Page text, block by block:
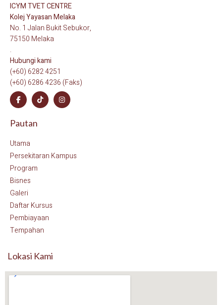
ICYM TVET CENTRE
Kolej Yayasan Melaka
No. 1 Jalan Bukit Sebukor,
75150 Melaka
.
Hubungi kami
(+60) 6282 4251
(+60) 6286 4236 (Faks)
Pautan
Utama
Persekitaran Kampus
Program
Bisnes
Galeri
Daftar Kursus
Pembiayaan
Tempahan
Lokasi Kami